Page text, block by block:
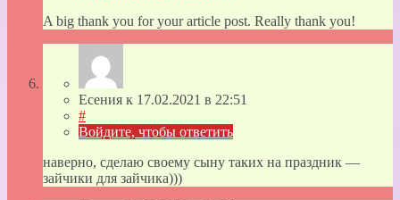
A big thank you for your article post. Really thank you!
Есения к 17.02.2021 в 22:51
#
Войдите, чтобы ответить
наверно, сделаю своему сыну таких на праздник —
зайчики для зайчика)))